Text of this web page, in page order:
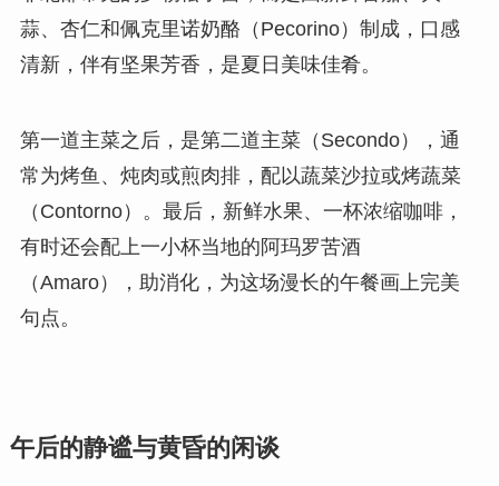
蒜、杏仁和佩克里诺奶酪（Pecorino）制成，口感
清新，伴有坚果芳香，是夏日美味佳肴。
第一道主菜之后，是第二道主菜（Secondo），通
常为烤鱼、炖肉或煎肉排，配以蔬菜沙拉或烤蔬菜
（Contorno）。最后，新鲜水果、一杯浓缩咖啡，
有时还会配上一小杯当地的阿玛罗苦酒
（Amaro），助消化，为这场漫长的午餐画上完美
句点。
午后的静谧与黄昏的闲谈